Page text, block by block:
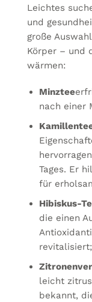
Leichtes
und
große
Körper – und
wärmen:
Minztee
nach einer
Tages. Er
für
Hibiskus-
die einen
revitalisiert;
leicht
bekannt,